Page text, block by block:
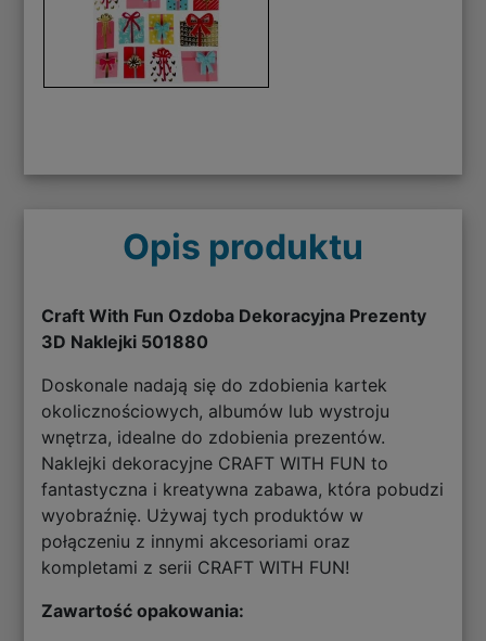
Opis produktu
Craft With Fun Ozdoba Dekoracyjna Prezenty
3D Naklejki 501880
Doskonale nadają się do zdobienia kartek
okolicznościowych, albumów lub wystroju
wnętrza, idealne do zdobienia prezentów.
Naklejki dekoracyjne CRAFT WITH FUN to
fantastyczna i kreatywna zabawa, która pobudzi
wyobraźnię. Używaj tych produktów w
połączeniu z innymi akcesoriami oraz
kompletami z serii CRAFT WITH FUN!
Zawartość opakowania: